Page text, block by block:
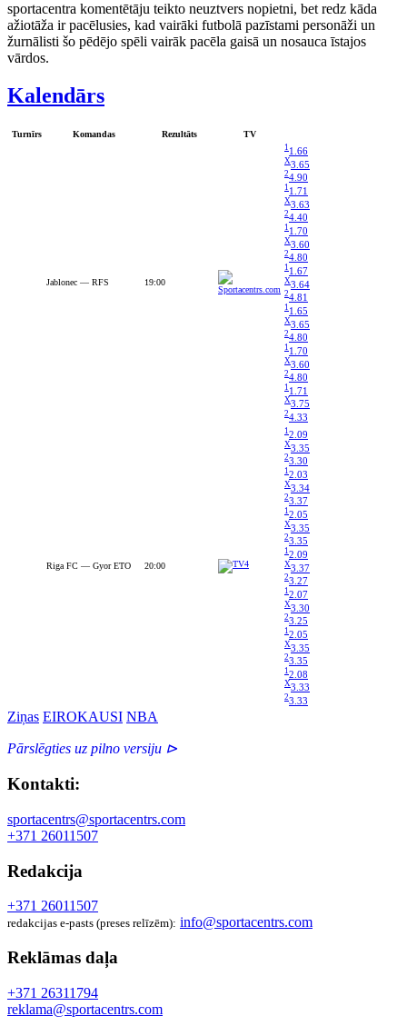
sportacentra komentētāju teikto neuztvers nopietni, bet redz kāda
ažiotāža ir pacēlusies, kad vairāki futbolā pazīstami personāži un
žurnālisti šo pēdējo spēli vairāk pacēla gaisā un nosauca īstajos
vārdos.
Kalendārs
Turnīrs Komandas Rezultāts TV
Jablonec — RFS 19:00
1 1.66
X3.65
24.90
1 1.71
X3.63
24.40
1 1.70
X3.60
24.80
1 1.67
X3.64
24.81
1 1.65
X3.65
24.80
1 1.70
X3.60
24.80
1 1.71
X3.75
24.33
Riga FC — Gyor ETO 20:00
12.09
X3.35
23.30
12.03
X3.34
23.37
12.05
X3.35
23.35
12.09
X3.37
23.27
12.07
X3.30
23.25
12.05
X3.35
23.35
12.08
X3.33
23.33
Ziņas EIROKAUSI NBA
Pārslēgties uz pilno versiju ⊳
Kontakti:
sportacentrs@sportacentrs.com
+371 26011507
Redakcija
+371 26011507
redakcijas e-pasts (preses relīzēm): info@sportacentrs.com
Reklāmas daļa
+371 26311794
reklama@sportacentrs.com